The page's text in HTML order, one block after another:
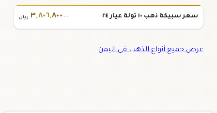
سعر سبيكة ذهب ١٠ تولة عيار ٢٤ ٣,٨٠٦,٨٠٠.٠٠ ريال
عرض جميع أنواع الذهب في اليمن